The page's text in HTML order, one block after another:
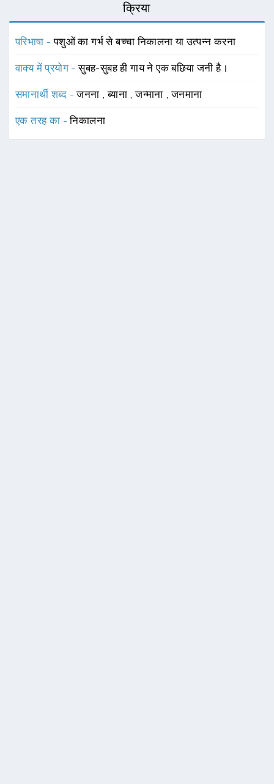
क्रिया
परिभाषा -पशुओं का गर्भ से बच्चा निकालना या उत्पन्न करना
वाक्य में प्रयोग -सुबह-सुबह ही गाय ने एक बछिया जनी है।
समानार्थी शब्द -जनना ,ब्याना ,जन्माना ,जनमाना
एक तरह का -निकालना